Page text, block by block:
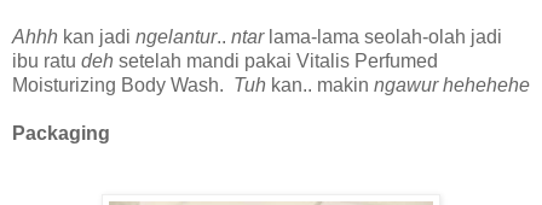
Ahhh kan jadi ngelantur.. ntarlama-lama seolah-olah jadi
ibu ratu deh setelah mandi pakai Vitalis Perfumed
Moisturizing Body Wash. Tuh kan.. makin ngawur hehehehe
Packaging